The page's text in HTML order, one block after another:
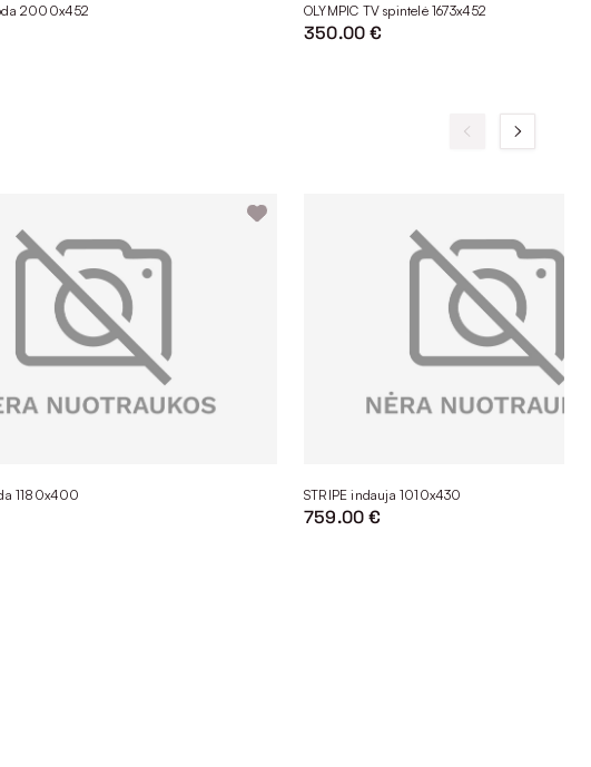
2000x452 OLYMPIC TV spintelė 1673x452
350.00 €
1180x400 STRIPE indauja 1010x430
759.00 €